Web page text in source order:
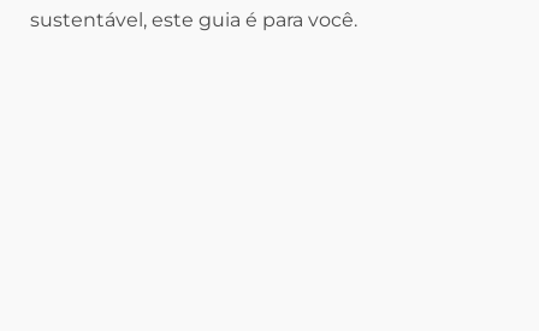
sustentável, este guia é para você.